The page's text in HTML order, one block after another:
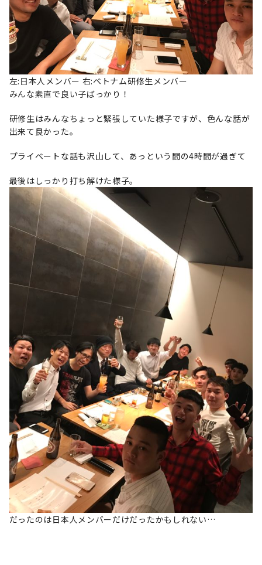
左:日本人メンバー 右:ベトナム研修生メンバー
みんな素直で良い子ばっかり！
研修生はみんなちょっと緊張していた様子ですが、色んな話が
出来て良かった。
プライベートな話も沢山して、あっという間の4時間が過ぎて
最後はしっかり打ち解けた様子。
だったのは日本人メンバーだけだったかもしれない…